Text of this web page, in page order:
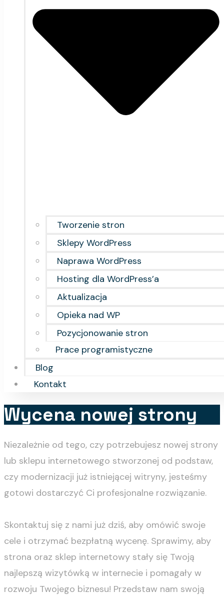
Tworzenie stron
Sklepy WordPress
Naprawa WordPress
Hosting dla WordPress’a
Aktualizacja
Opieka nad WP
Pozycjonowanie stron
Prace programistyczne
Blog
Kontakt
Wycena nowej strony
Niezależnie od tego, czy potrzebujesz nowej strony
lub sklepu internetowego stworzonej od podstaw,
czy modernizacji już istniejącej witryny, jesteśmy
gotowi dostarczyć Ci profesjonalne rozwiązanie.
Skontaktuj się z nami już dziś, aby omówić swoje
cele i otrzymać bezpłatną wycenę. Sprawimy, aby
strona oraz sklep internetowy stały się Twoją
najlepszą wizytówką w internecie i pomagały w
rozwoju Twojego biznesu! Przedstaw nam swoją